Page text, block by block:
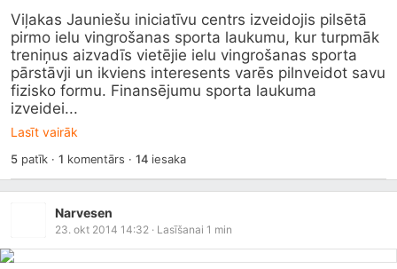
Viļakas Jauniešu iniciatīvu centrs izveidojis pilsētā
pirmo ielu vingrošanas sporta laukumu, kur turpmāk
treniņus aizvadīs vietējie ielu vingrošanas sporta
pārstāvji un ikviens interesents varēs pilnveidot savu
fizisko formu. Finansējumu sporta laukuma
izveidei...
Lasīt vairāk
5patīk ·1 komentārs · 14 iesaka
Narvesen
23. okt 2014 14:32 · Lasīšanai 1 min